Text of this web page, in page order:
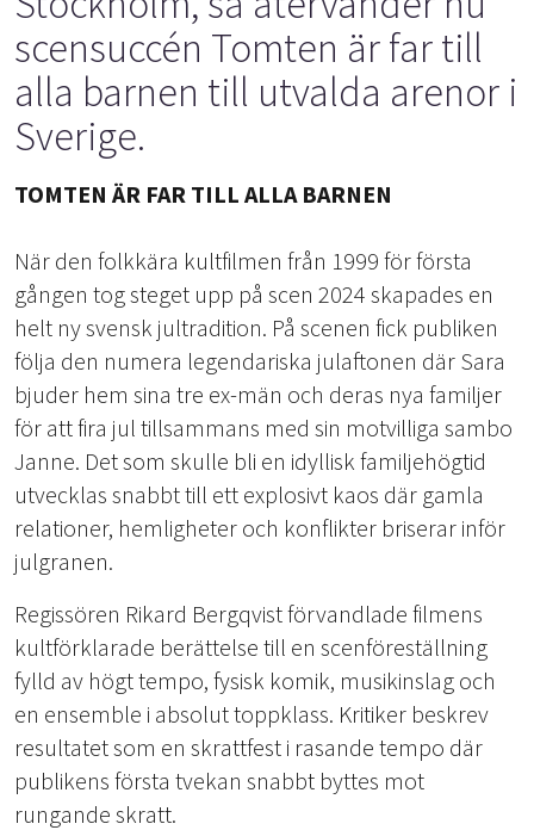
scensuccén Tomten är far till
alla barnen till utvalda arenor i
Sverige.
TOMTEN ÄR FAR TILL ALLA BARNEN
När den folkkära kultfilmen från 1999 för första
gången tog steget upp på scen 2024 skapades en
helt ny svensk jultradition. På scenen fick publiken
följa den numera legendariska julaftonen där Sara
bjuder hem sina tre ex-män och deras nya familjer
för att fira jul tillsammans med sin motvilliga sambo
Janne. Det som skulle bli en idyllisk familjehögtid
utvecklas snabbt till ett explosivt kaos där gamla
relationer, hemligheter och konflikter briserar inför
julgranen.
Regissören Rikard Bergqvist förvandlade filmens
kultförklarade berättelse till en scenföreställning
fylld av högt tempo, fysisk komik, musikinslag och
en ensemble i absolut toppklass. Kritiker beskrev
resultatet som en skrattfest i rasande tempo där
publikens första tvekan snabbt byttes mot
rungande skratt.